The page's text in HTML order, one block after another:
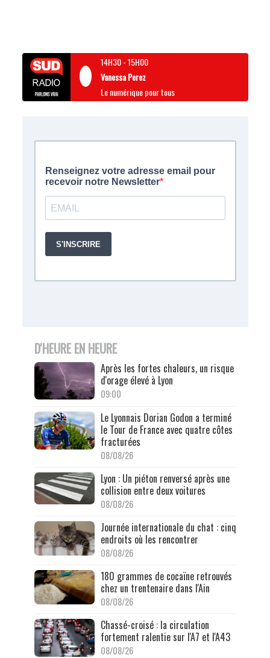
14H30-15H00
Vanessa Perez
Le numérique pour tous
D'HEURE EN HEURE
Après les fortes chaleurs, un risque
d'orage élevé à Lyon
09:00
Le Lyonnais Dorian Godon a terminé
le Tour de France avec quatre côtes
fracturées
08/08/26
Lyon : Un piéton renversé après une
collision entre deux voitures
08/08/26
Journée internationale du chat : cinq
endroits où les rencontrer
08/08/26
180 grammes de cocaïne retrouvés
chez un trentenaire dans l'Ain
08/08/26
Chassé-croisé : la circulation
fortement ralentie sur l'A7 et l'A43
08/08/26